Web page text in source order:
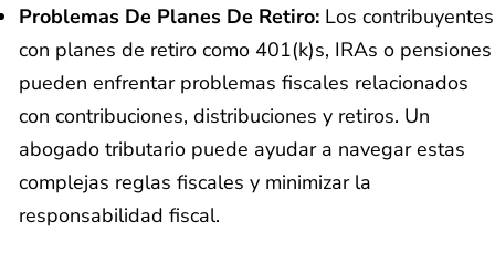
Problemas De Planes De Retiro: Los contribuyentes
con planes de retiro como 401(k)s, IRAs o pensiones
pueden enfrentar problemas fiscales relacionados
con contribuciones, distribuciones y retiros. Un
abogado tributario puede ayudar a navegar estas
complejas reglas fiscales y minimizar la
responsabilidad fiscal.